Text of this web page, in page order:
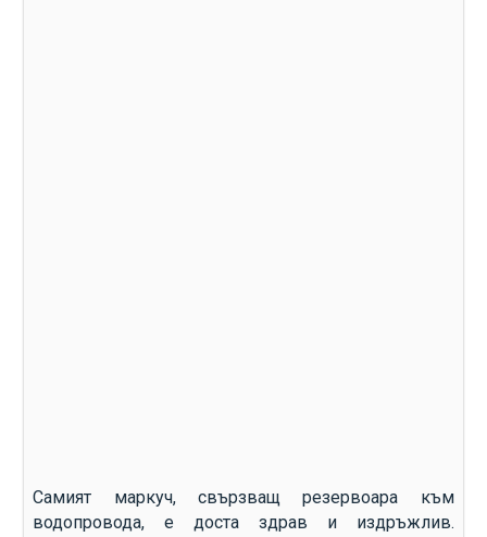
Самият маркуч, свързващ резервоара към
водопровода, е доста здрав и издръжлив.